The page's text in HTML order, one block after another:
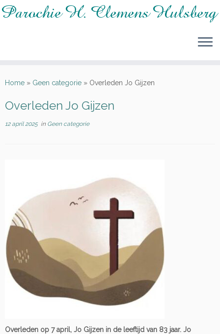
naarHome » Geen categorie » Overleden Jo Gijzen
Overleden Jo Gijzen
12 april 2025in Geen categorie
Overleden op 7 april, Jo Gijzen in de leeftijd van 83 jaar. Jo